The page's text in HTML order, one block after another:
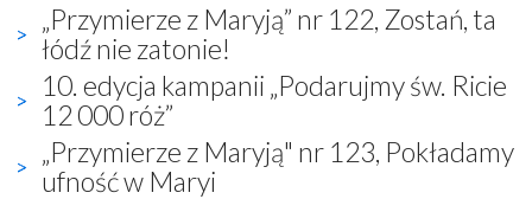
„Przymierze z Maryją” nr 122, Zostań, ta
łódź nie zatonie!
10. edycja kampanii „Podarujmy św. Ricie
12 000 róż”
„Przymierze z Maryją" nr 123, Pokładamy
ufność w Maryi